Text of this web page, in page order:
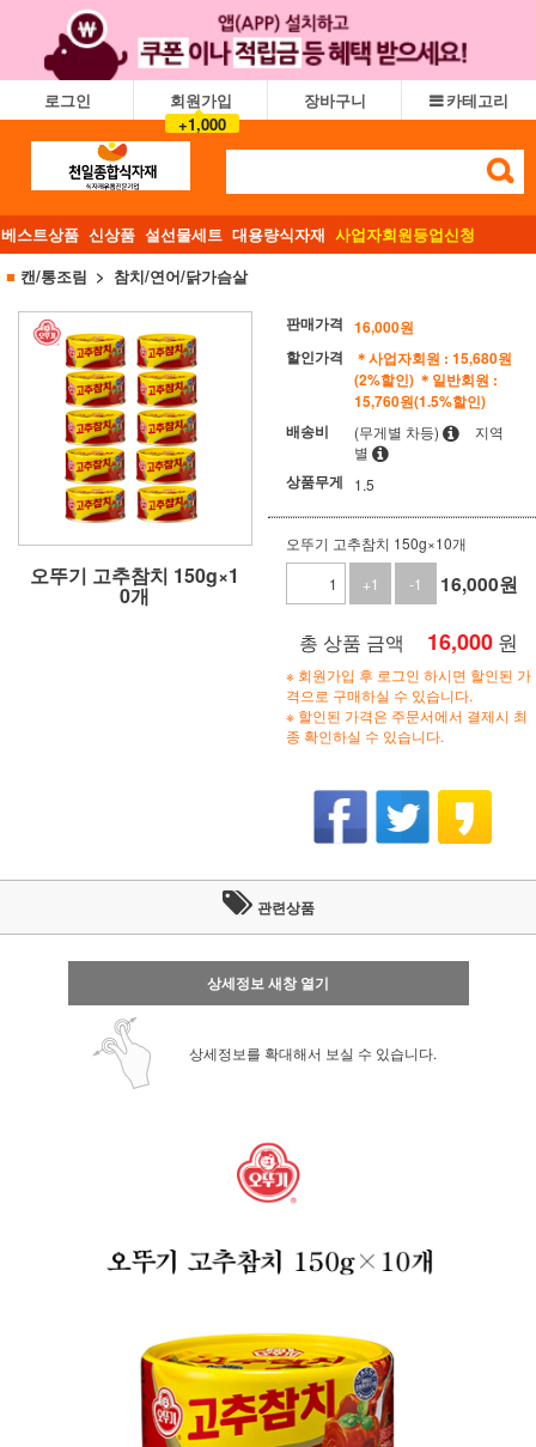
로그인
회원가입
+1,000
장바구니 카테고리
베스트상품 신상품 설선물세트 대용량식자재 사업자회원등업신청
■ 캔/통조림 참치/연어/닭가슴살
오뚜기 고추참치 150g×1
0개
판매가격 16,000원
할인가격
＊사업자회원 : 15,680원
(2%할인) ＊일반회원 :
15,760원(1.5%할인)
배송비
(무게별 차등)
지역
별
상품무게 1.5
오뚜기 고추참치 150g×10개
+1
-1 16,000원
총 상품 금액 16,000 원
※ 회원가입 후 로그인 하시면 할인된 가
격으로 구매하실 수 있습니다.
※ 할인된 가격은 주문서에서 결제시 최
종 확인하실 수 있습니다.
관련상품
상세정보 새창 열기
상세정보를 확대해서 보실 수 있습니다.